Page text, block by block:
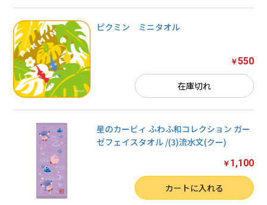
ピクミン ミニタオル
￥550
在庫切れ
星のカービィ ふわふ和コレクション ガー
ゼフェイスタオル /(3)流水文(クー)
￥ 1,100
カートに入れる